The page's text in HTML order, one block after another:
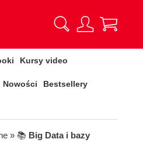
Kursy video
Nowości Bestsellery
» 📚 Big Data i bazy